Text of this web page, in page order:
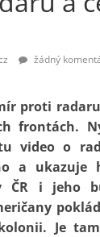
žádný
proti
frontách.
video o
a ukazuje
ČR i jeho
Je